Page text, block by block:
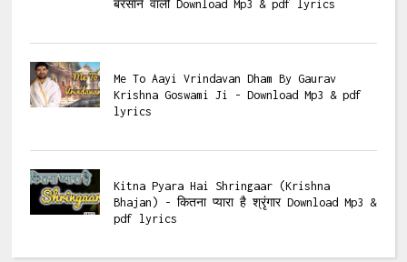
बरसाने वाली Download Mp3 & pdf lyrics
Me To Aayi Vrindavan Dham By Gaurav
Krishna Goswami Ji - Download Mp3 & pdf
lyrics
Kitna Pyara Hai Shringaar (Krishna
Bhajan) - कितना प्यारा है श्रृंगार Download Mp3 &
pdf lyrics